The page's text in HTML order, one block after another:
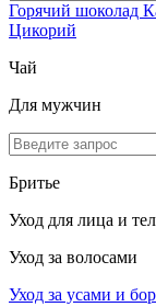
Горячий шоколад
Цикорий
Чай
Для мужчин
Бритье
Уход для лица и
Уход за волосами
Уход за усами и